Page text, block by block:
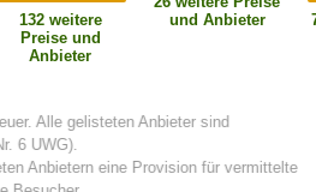
132 weitere
Preise und
Anbieter
und Anbieter